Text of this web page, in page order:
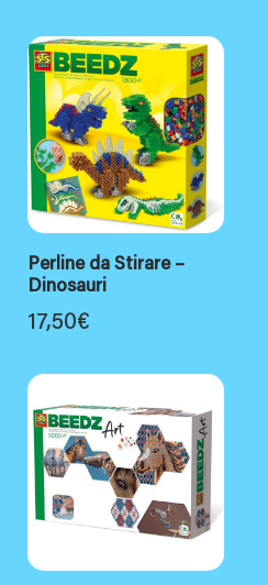
Perline da Stirare –
Dinosauri
17,50€